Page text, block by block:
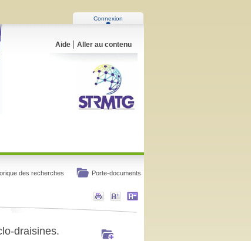
Connexion
Aide Aller au contenu
Porte-documents
des recherches
draisines.